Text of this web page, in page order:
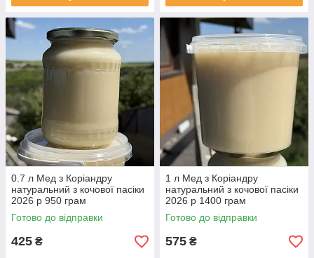
0.7 л Мед з Коріандру
натуральний з кочової пасіки
2026 р 950 грам
Готово до відправки
425 ₴
1 л Мед з Коріандру
натуральний з кочової пасіки
2026 р 1400 грам
Готово до відправки
575 ₴